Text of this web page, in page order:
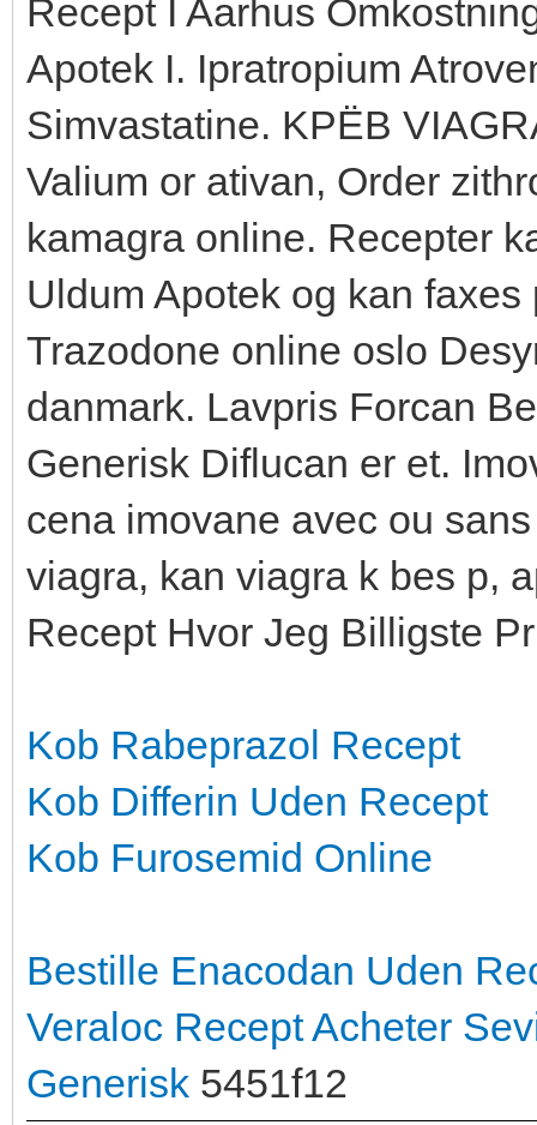
Recept I Aarhus
Apotek I. Ipratropium
Simvastatine. KРЁB
Valium or ativan, Order
kamagra online. Recepter
Uldum Apotek og kan
Trazodone online oslo
danmark. Lavpris Forcan
Generisk Diflucan er et.
cena imovane avec ou
viagra, kan viagra k bes p,
Recept Hvor Jeg Billigste
Kob Rabeprazol Recept
Kob Differin Uden Recept
Kob Furosemid Online
Bestille Enacodan Uden
Veraloc ReceptAcheter
Generisk 5451f12